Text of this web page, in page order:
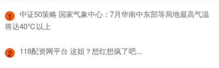
1
​中证50策略 国家气象中心：7月华南中东部等局地最高气温
将达40℃以上
2 ​118配资网平台 这姐？想红想疯了吧...